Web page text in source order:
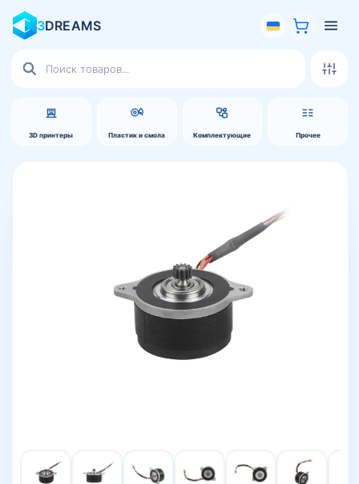
3DREAMS
3D принтеры Пластик и смола Комплектующие Прочее
товаров